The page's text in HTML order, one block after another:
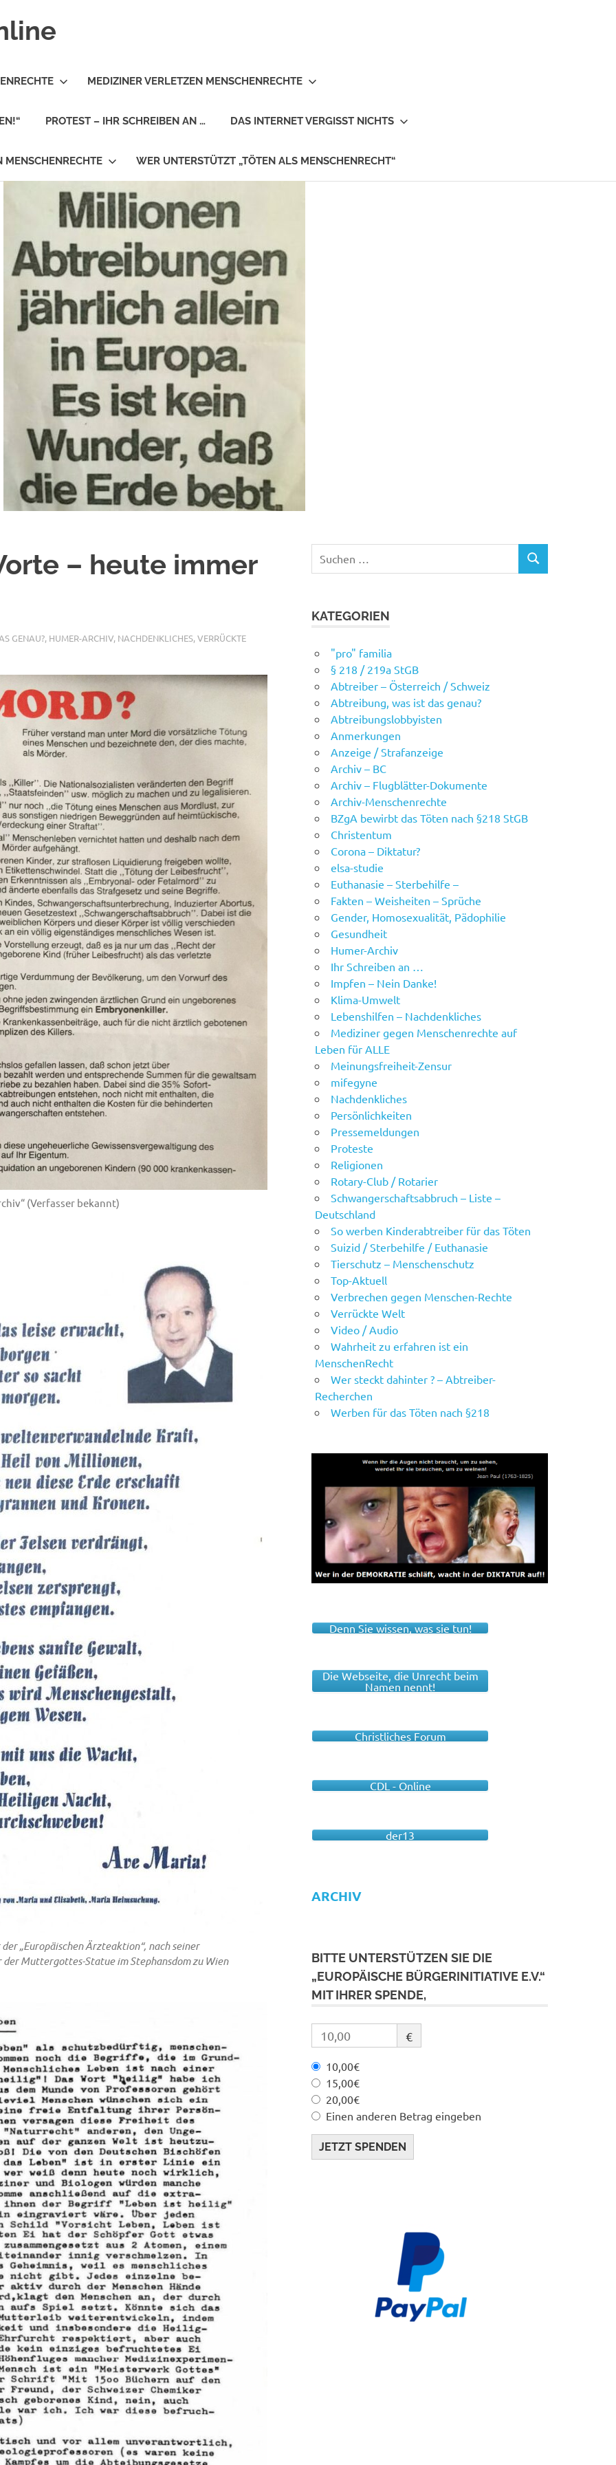
MEDIZINER VERLETZEN MENSCHENRECHTE
PROTEST – IHR SCHREIBEN AN … DAS INTERNET VERGISST NICHTS
MENSCHENRECHTE WER UNTERSTÜTZT „TÖTEN ALS MENSCHENRECHT“
– heute immer
GENAU?, HUMER-ARCHIV, NACHDENKLICHES,VERRÜCKTE
(Verfasser bekannt)
„Europäischen Ärzteaktion“, nach seiner
Muttergottes-Statue im Stephansdom zu Wien
Suchen
SUCHEN
KATEGORIEN
"pro" familia
§ 218 / 219a StGB
Abtreiber – Österreich / Schweiz
Abtreibung, was ist das genau?
Abtreibungslobbyisten
Anmerkungen
Anzeige / Strafanzeige
Archiv – BC
Archiv – Flugblätter-Dokumente
Archiv-Menschenrechte
BZgA bewirbt das Töten nach §218 StGB
Christentum
Corona – Diktatur?
elsa-studie
Euthanasie – Sterbehilfe –
Fakten – Weisheiten – Sprüche
Gender, Homosexualität, Pädophilie
Gesundheit
Humer-Archiv
Ihr Schreiben an …
Impfen – Nein Danke!
Klima-Umwelt
Lebenshilfen – Nachdenkliches
Mediziner gegen Menschenrechte auf
Leben für ALLE
Meinungsfreiheit-Zensur
mifegyne
Nachdenkliches
Persönlichkeiten
Pressemeldungen
Proteste
Religionen
Rotary-Club / Rotarier
Schwangerschaftsabbruch – Liste –
Deutschland
So werben Kinderabtreiber für das Töten
Suizid / Sterbehilfe / Euthanasie
Tierschutz – Menschenschutz
Top-Aktuell
Verbrechen gegen Menschen-Rechte
Verrückte Welt
Video / Audio
Wahrheit zu erfahren ist ein
MenschenRecht
Wer steckt dahinter ? – Abtreiber-
Recherchen
Werben für das Töten nach §218
Denn Sie wissen, was sie tun!
Die Webseite, die Unrecht beim
Namen nennt!
Christliches Forum
CDL - Online
der13
ARCHIV
BITTE UNTERSTÜTZEN SIE DIE
„EUROPÄISCHE BÜRGERINITIATIVE E.V.“
MIT IHRER SPENDE,
€
10,00€
15,00€
20,00€
Einen anderen Betrag eingeben
JETZT SPENDEN